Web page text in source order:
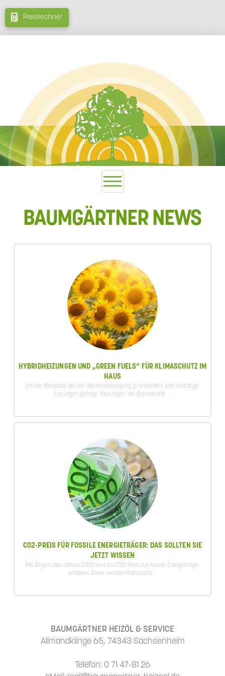
Preisrechner
BAUMGÄRTNER NEWS
HYBRIDHEIZUNGEN UND „GREEN FUELS“ FÜR KLIMASCHUTZ IM
HAUS
Um die Klimaziele bei der Wärmeversorgung zu erreichen, sind vielfältige
Lösungen gefragt. Heizungen, die Brennstoffe ...
CO2-PREIS FÜR FOSSILE ENERGIETRÄGER: DAS SOLLTEN SIE
JETZT WISSEN
Mit Beginn des Jahres 2021 wird ein CO2-Preis auf fossile Energieträger
erhoben. Damit werden Kraftstoffe ...
BAUMGÄRTNER HEIZÖL & SERVICE
Allmandklinge 65, 74343 Sachsenheim
Telefon: 0 71 47-81 26